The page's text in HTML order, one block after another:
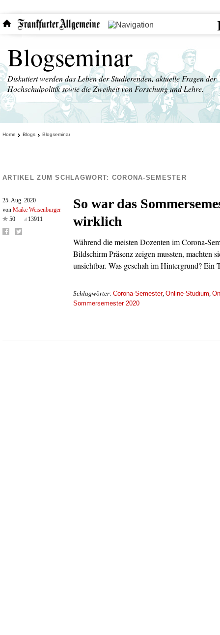
Blogseminar
Diskutiert werden das Leben der Studierenden, aktuelle Fragen der
Hochschulpolitik sowie die Zweiheit von Forschung und Lehre.
Home Blogs Blogseminar
ARTIKEL ZUM SCHLAGWORT: CORONA-SEMESTER
25. Aug. 2020
von Maike Weisenburger
50
13911
So war das
wirklich
Während die meisten Dozenten im Corona-
Bildschirm Präsenz zeigen mussten, machten
unsichtbar. Was geschah im Hintergrund? Ein
Schlagwörter: Corona-Semester, Online-Studium,
Sommersemester 2020